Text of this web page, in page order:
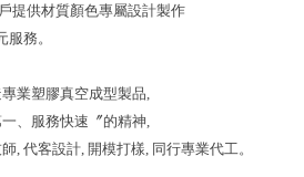
提供材質顏色專屬設計製作
務。
業塑膠真空成型製品,
、服務快速〞的精神,
, 代客設計, 開模打樣, 同行專業代工。